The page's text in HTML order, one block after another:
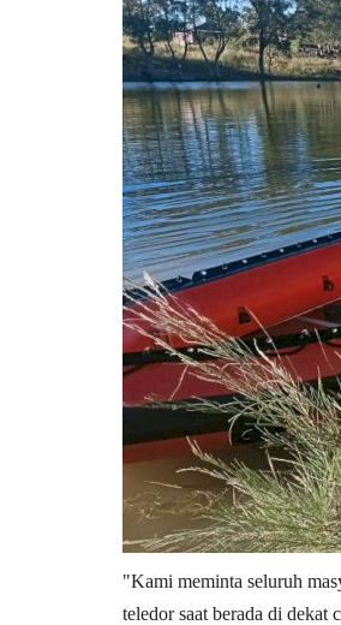
"Kami meminta seluruh
teledor saat berada di dekat